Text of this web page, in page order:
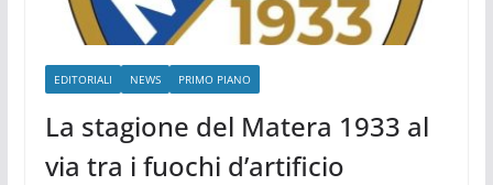
EDITORIALI NEWS PRIMO PIANO
La stagione del Matera 1933 al
via tra i fuochi d’artificio